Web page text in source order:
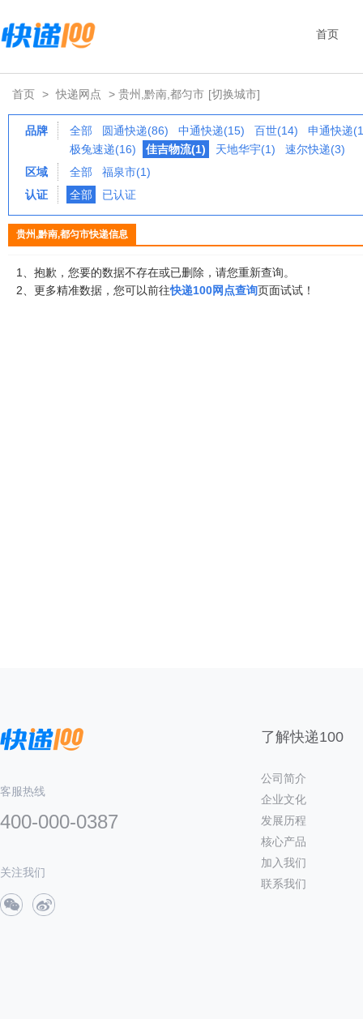
首页
首页 > 快递网点 > 贵州,黔南,都匀市 [切换城市]
品牌 全部 圆通快递(86) 中通快递(15) 百世(14)
申通快递
极兔速递(16)
佳吉物流(1) 天地华宇(1)
速尔快递(3)
区域
全部
福泉市(1)
认证
全部 已认证
贵州,黔南,都匀市快递信息
1、抱歉，您要的数据不存在或已删除，请您重新查询。
2、更多精准数据，您可以前往快递100网点查询页面试试！
客服热线
400-000-0387
关注我们
了解快递100
公司简介
企业文化
发展历程
核心产品
加入我们
联系我们